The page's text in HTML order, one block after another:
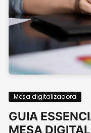
Mesa digitalizadora
GUIA
MESA